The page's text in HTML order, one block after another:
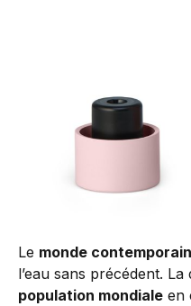
Le monde contemporain
l’eau sans précédent.
population mondiale en